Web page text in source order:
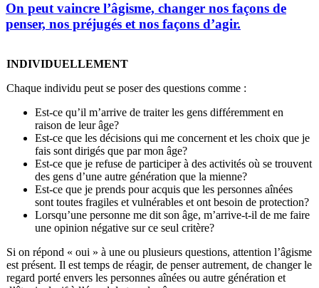
On peut vaincre l’âgisme, changer nos façons de
penser, nos préjugés et nos façons d’agir.
INDIVIDUELLEMENT
Chaque individu peut se poser des questions comme :
Est-ce qu’il m’arrive de traiter les gens différemment en
raison de leur âge?
Est-ce que les décisions qui me concernent et les choix que je
fais sont dirigés que par mon âge?
Est-ce que je refuse de participer à des activités où se trouvent
des gens d’une autre génération que la mienne?
Est-ce que je prends pour acquis que les personnes aînées
sont toutes fragiles et vulnérables et ont besoin de protection?
Lorsqu’une personne me dit son âge, m’arrive-t-il de me faire
une opinion négative sur ce seul critère?
Si on répond « oui » à une ou plusieurs questions, attention l’âgisme
est présent. Il est temps de réagir, de penser autrement, de changer le
regard porté envers les personnes aînées ou autre génération et